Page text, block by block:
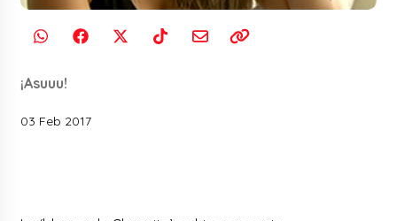
¡Asuuu!
03 Feb 2017